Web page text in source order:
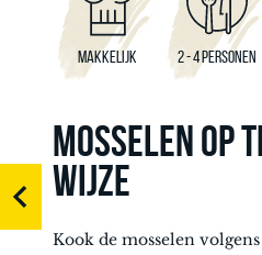
MAKKELIJK 2 - 4 PERSONEN
MOSSELEN OP
WIJZE
Kook de mosselen